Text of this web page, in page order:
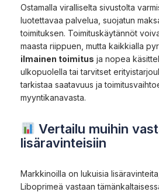
Ostamalla viralliselta sivustolta
luotettavaa palvelua, suojatun
toimituksen. Toimituskäytännöt
maasta riippuen, mutta kaikkialla
ilmainen toimitus ja nopea
ulkopuolella tai tarvitset
tarkistaa saatavuus ja
myyntikanavasta.
Vertailu muihin
lisäravinteisiin
Markkinoilla on lukuisia
Liboprimeä vastaan